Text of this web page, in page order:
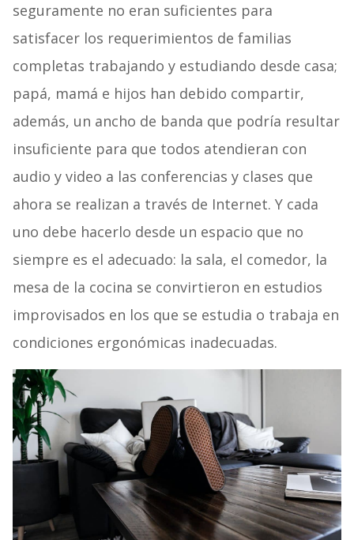
seguramente no eran suficientes para
satisfacer los requerimientos de familias
completas trabajando y estudiando desde casa;
papá, mamá e hijos han debido compartir,
además, un ancho de banda que podría resultar
insuficiente para que todos atendieran con
audio y video a las conferencias y clases que
ahora se realizan a través de Internet. Y cada
uno debe hacerlo desde un espacio que no
siempre es el adecuado: la sala, el comedor, la
mesa de la cocina se convirtieron en estudios
improvisados en los que se estudia o trabaja en
condiciones ergonómicas inadecuadas.